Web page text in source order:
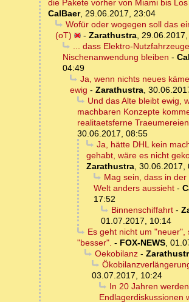
die Pakete vorher von Miami bis
CalBaer, 29.06.2017, 23:04
Wofür oder wogegen soll das
(oT)
- Zarathustra,
... dass Elektro-
Nischenanwendung bleiben -
04:49
Ja, wenn nichts neues
ewig - Zarathustra,
Und das Alte bleibt ewig,
machbaren Konzepte
realitaetsferne Traeumereien
30.06.2017, 08:55
Ja, hätte DHL kein
gehabt, wäre es nicht
Zarathustra, 30.06.2017,
Mag sein, dass in
Welt anders aussieht -
17:52
Binnenschiffahrt-
01.07.2017, 10:14
Es geht nicht um "neuer",
"besser". - FOX-NEWS,
Oekobilanz-
03.07.2017, 10:24
In 20 Jahren
Endlagerdiskussionen